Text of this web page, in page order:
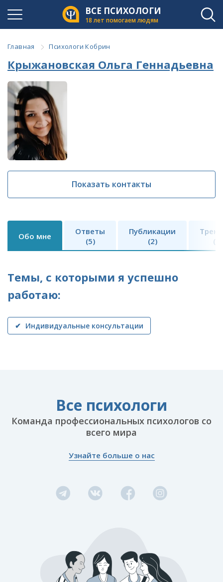
ВСЕ ПСИХОЛОГИ
18 лет помогаем людям
Главная Психологи Кобрин
Крыжановская Ольга Геннадьевна
Показать контакты
Обо мне
Ответы
(5)
Публикации
(2)
(2)
Темы, с которыми я успешно
работаю:
✔ Индивидуальные консультации
Все психологи
Команда профессиональных психологов со
всего мира
Узнайте больше о нас